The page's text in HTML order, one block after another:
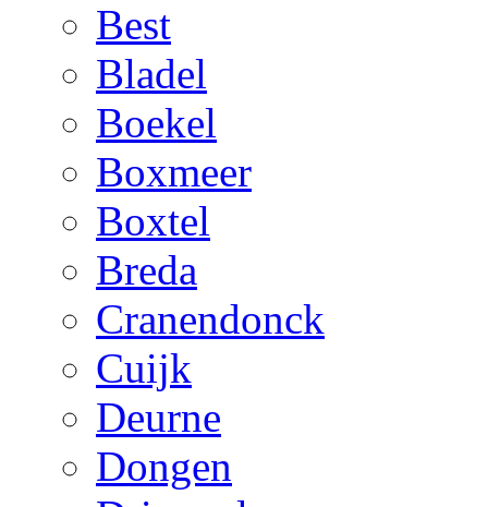
Best
Bladel
Boekel
Boxmeer
Boxtel
Breda
Cranendonck
Cuijk
Deurne
Dongen